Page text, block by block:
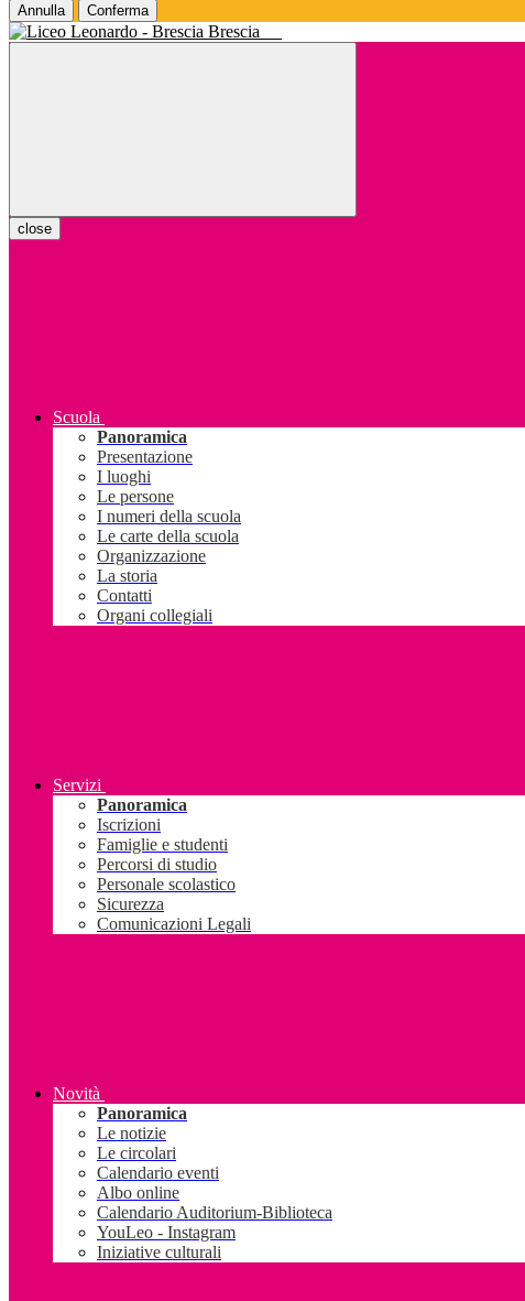
Annulla Conferma
Brescia
close
Scuola
Panoramica
Presentazione
I luoghi
Le persone
I numeri della scuola
Le carte della scuola
Organizzazione
La storia
Contatti
Organi collegiali
Servizi
Panoramica
Iscrizioni
Famiglie e studenti
Percorsi di studio
Personale scolastico
Sicurezza
Comunicazioni Legali
Novità
Panoramica
Le notizie
Le circolari
Calendario eventi
Albo online
Calendario Auditorium-Biblioteca
YouLeo - Instagram
Iniziative culturali